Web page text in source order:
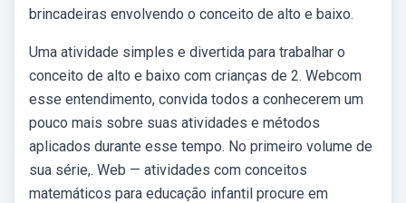
brincadeiras envolvendo o conceito de alto e baixo.
Uma atividade simples e divertida para trabalhar o
conceito de alto e baixo com crianças de 2. Webcom
esse entendimento, convida todos a conhecerem um
pouco mais sobre suas atividades e métodos
aplicados durante esse tempo. No primeiro volume de
sua série,. Web — atividades com conceitos
matemáticos para educação infantil procure em